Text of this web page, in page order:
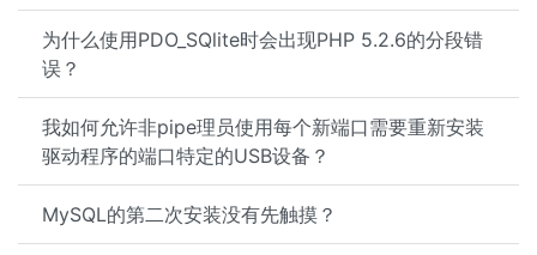
为什么使用PDO_SQlite时会出现PHP 5.2.6的分段错
误？
我如何允许非pipe理员使用每个新端口需要重新安装
驱动程序的端口特定的USB设备？
MySQL的第二次安装没有先触摸？